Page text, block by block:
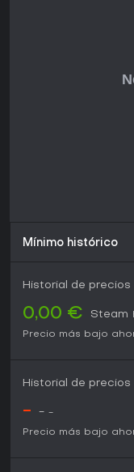
elogiando el caos
Mínimo histórico
Historial de
0,00 € Steam
Precio más bajo
Historial de precios
- - -
Precio más bajo